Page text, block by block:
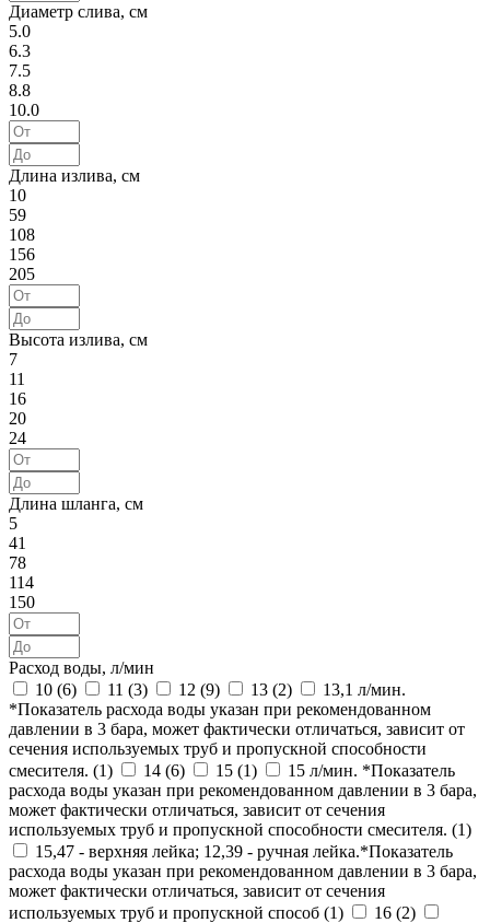
Диаметр слива, см
5.0
6.3
7.5
8.8
10.0
Длина излива, см
10
59
108
156
205
Высота излива, см
7
11
16
20
24
Длина шланга, см
5
41
78
114
150
Расход воды, л/мин
10 (6) 11 (3) 12 (9) 13 (2)
13,1 л/мин.
*Показатель расхода воды указан при рекомендованном
давлении в 3 бара, может фактически отличаться, зависит от
сечения используемых труб и пропускной способности
смесителя. (1) 14 (6) 15 (1)
15 л/мин. *Показатель
расхода воды указан при рекомендованном давлении в 3 бара,
может фактически отличаться, зависит от сечения
используемых труб и пропускной способности смесителя. (1)
15,47 - верхняя лейка; 12,39 - ручная лейка.*Показатель
расхода воды указан при рекомендованном давлении в 3 бара,
может фактически отличаться, зависит от сечения
используемых труб и пропускной способ (1) 16 (2)